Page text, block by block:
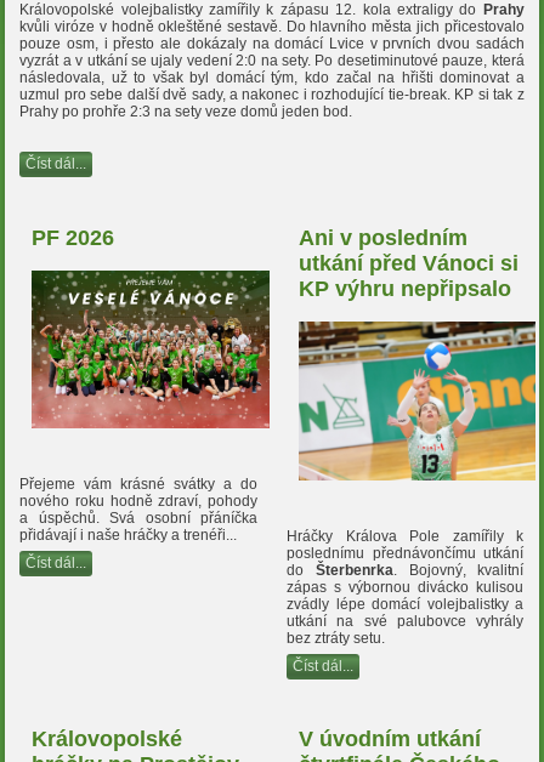
Královopolské volejbalistky zamířily k zápasu 12. kola extraligy do Prahy
kvůli viróze v hodně okleštěné sestavě. Do hlavního města jich přicestovalo
pouze osm, i přesto ale dokázaly na domácí Lvice v prvních dvou sadách
vyzrát a v utkání se ujaly vedení 2:0 na sety. Po desetiminutové pauze, která
následovala, už to však byl domácí tým, kdo začal na hřišti dominovat a
uzmul pro sebe další dvě sady, a nakonec i rozhodující tie-break. KP si tak z
Prahy po prohře 2:3 na sety veze domů jeden bod.
Číst dál...
PF 2026
Přejeme vám krásné svátky a do
nového roku hodně zdraví, pohody
a úspěchů. Svá osobní přáníčka
přidávají i naše hráčky a trenéři...
Číst dál...
Ani v posledním
utkání před Vánoci si
KP výhru nepřipsalo
Hráčky Králova Pole zamířily k
poslednímu přednávončímu utkání
do Šterbenrka . Bojovný, kvalitní
zápas s výbornou divácko kulisou
zvádly lépe domácí volejbalistky a
utkání na své palubovce vyhrály
bez ztráty setu.
Číst dál...
Královopolské
V úvodním utkání